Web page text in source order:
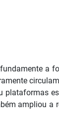
a
plataformas
ampliou a